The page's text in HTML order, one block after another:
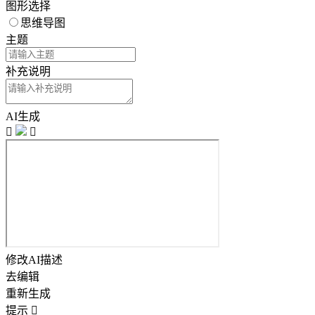
图形选择
思维导图
主题
补充说明
AI生成


修改AI描述
去编辑
重新生成
提示 